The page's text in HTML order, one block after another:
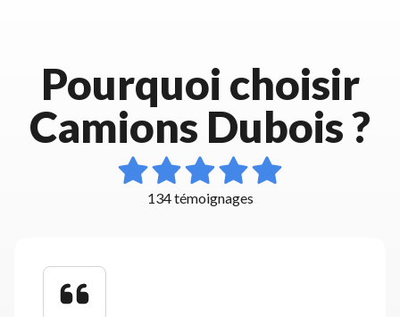
Pourquoi choisir
Camions Dubois ?
134 témoignages